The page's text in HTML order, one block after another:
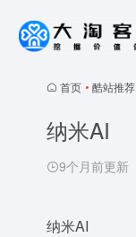
首页 • 酷站推荐
纳米AI
9个月前更新
纳米AI